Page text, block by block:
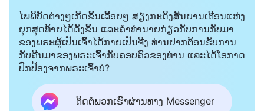
ນ້ອຍແທ້ໆທີ່ບໍ່ມີຄຸນຄ່າມາສົນທະນາ. ສະນັ້ນ ຂ້ອຍຈຶ່ງຖາມຢູ່
ຕະຫຼອດເວລາວ່າ “ນີ້ແມ່ນຄຳຖາມຂອງຫຼັກການບໍ?” ເພື່ອ
ປິດກັ້ນພວກເຂົາ. ຄັ້ງໜຶ່ງ, ເອື້ອຍຊັງ, ຕົວລະຄອນຫຼັກ, ໃຫ້
ຂ້ອຍເບິ່ງເຄື່ອງແຕ່ງໂຕທີ່ລາວເລືອກ. ຂ້ອຍຄິດວ່າ: “ເຈົ້າມີ
ສາຍຕາໃນການເລືອກທີ່ເປັນບໍ່ໄດ້ເລື່ອງໄດ້ແນວໃດ?” ຂ້ອຍ
ໃຫ້ລາວເລືອກໃໝ່ທັງໝົດ. ຂ້ອຍບໍ່ເອົາຕົວເລືອກເສື້ອຜ້າຂອງ
ໄພພິບັດຕ່າງໆເກີດຂຶ້ນເລື້ອຍໆ ສຽງກະດິງສັນຍານເຕືອນແຫ່ງ
ຍຸກສຸດທ້າຍໄດ້ດັງຂຶ້ນ ແລະຄໍາທໍານາຍກ່ຽວກັບການກັບມາ
ຂອງພຣະຜູ້ເປັນເຈົ້າໄດ້ກາຍເປັນຈີງ ທ່ານຢາກຕ້ອນຮັບການ
ກັບຄືນມາຂອງພຣະເຈົ້າກັບຄອບຄົວຂອງທ່ານ ແລະໄດ້ໂອກາດ
ປົກປ້ອງຈາກພຣະເຈົ້າບໍ?
ຕິດຕໍ່ພວກເຮົາຜ່ານທາງ Messenger